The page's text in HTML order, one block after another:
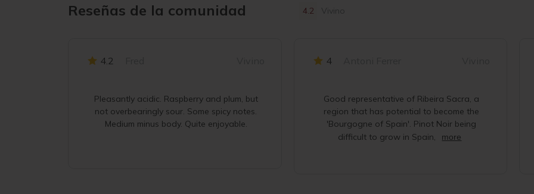
Reseñas de la comunidad 4.2 Vivino
4.2
Pleasantly acidic. Raspberry and plum, but
not overbearingly sour. Some spicy notes.
Medium minus body. Quite enjoyable.
4
Good representative of Ribeira Sacra, a
region that has potential to become the
'Bourgogne of Spain'. Pinot Noir being
difficult to grow in Spain,
more